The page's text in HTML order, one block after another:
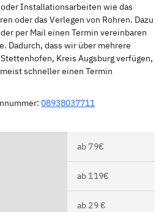
Installationsarbeiten wie das
oder das Verlegen von Rohren. Dazu
per Mail einen Termin vereinbaren
Dadurch, dass wir über mehrere
Kreis Augsburg verfügen,
schneller einen Termin
08938037711
ab 79€
ab 119€
ab 29 €